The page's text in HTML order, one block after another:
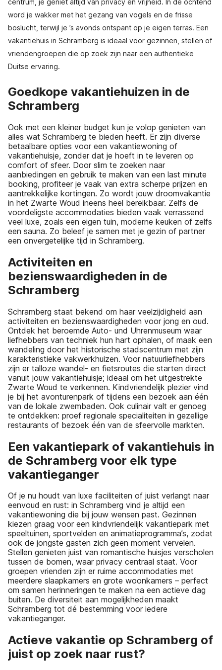
centrum, je geniet altijd van privacy en vrijheid. In de ochtend
word je wakker met het gezang van vogels en de frisse
boslucht, terwijl je ’s avonds ontspant op je eigen terras. Een
vakantiehuis in Schramberg is ideaal voor gezinnen, stellen of
vriendengroepen die op zoek zijn naar een authentieke
Duitse ervaring.
Goedkope vakantiehuizen in de
Schramberg
Ook met een kleiner budget kun je volop genieten van
alles wat Schramberg te bieden heeft. Er zijn diverse
betaalbare opties voor een vakantiewoning of
vakantiehuisje, zonder dat je hoeft in te leveren op
comfort of sfeer. Door slim te zoeken naar
aanbiedingen en gebruik te maken van een last minute
booking, profiteer je vaak van extra scherpe prijzen en
aantrekkelijke kortingen. Zo wordt jouw droomvakantie
in het Zwarte Woud ineens heel bereikbaar. Zelfs de
voordeligste accommodaties bieden vaak verrassend
veel luxe, zoals een eigen tuin, moderne keuken of zelfs
een sauna. Zo beleef je samen met je gezin of partner
een onvergetelijke tijd in Schramberg.
Activiteiten en
bezienswaardigheden in de
Schramberg
Schramberg staat bekend om haar veelzijdigheid aan
activiteiten en bezienswaardigheden voor jong en oud.
Ontdek het beroemde Auto- und Uhrenmuseum waar
liefhebbers van techniek hun hart ophalen, of maak een
wandeling door het historische stadscentrum met zijn
karakteristieke vakwerkhuizen. Voor natuurliefhebbers
zijn er talloze wandel- en fietsroutes die starten direct
vanuit jouw vakantiehuisje; ideaal om het uitgestrekte
Zwarte Woud te verkennen. Kindvriendelijk plezier vind
je bij het avonturenpark of tijdens een bezoek aan één
van de lokale zwembaden. Ook culinair valt er genoeg
te ontdekken: proef regionale specialiteiten in gezellige
restaurants of bezoek één van de sfeervolle markten.
Een vakantiepark of vakantiehuis in
de Schramberg voor elk type
vakantieganger
Of je nu houdt van luxe faciliteiten of juist verlangt naar
eenvoud en rust: in Schramberg vind je altijd een
vakantiewoning die bij jouw wensen past. Gezinnen
kiezen graag voor een kindvriendelijk vakantiepark met
speeltuinen, sportvelden en animatieprogramma’s, zodat
ook de jongste gasten zich geen moment vervelen.
Stellen genieten juist van romantische huisjes verscholen
tussen de bomen, waar privacy centraal staat. Voor
groepen vrienden zijn er ruime accommodaties met
meerdere slaapkamers en grote woonkamers – perfect
om samen herinneringen te maken na een actieve dag
buiten. De diversiteit aan mogelijkheden maakt
Schramberg tot dé bestemming voor iedere
vakantieganger.
Actieve vakantie op Schramberg of
juist op zoek naar rust?